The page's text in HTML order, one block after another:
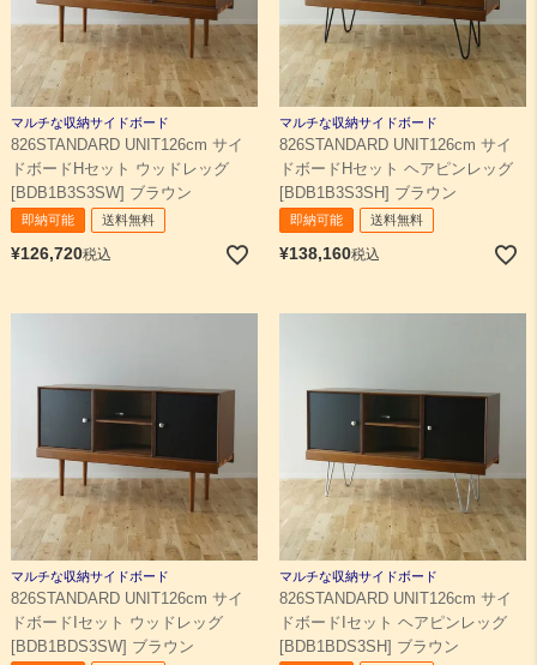
マルチな収納サイドボード
826STANDARD UNIT126cm サイ
ドボードHセット ウッドレッグ
[BDB1B3S3SW] ブラウン
即納可能 送料無料
¥126,720税込
マルチな収納サイドボード
826STANDARD UNIT126cm サイ
ドボードHセット ヘアピンレッグ
[BDB1B3S3SH] ブラウン
即納可能 送料無料
¥138,160税込
マルチな収納サイドボード
826STANDARD UNIT126cm サイ
ドボードIセット ウッドレッグ
[BDB1BDS3SW] ブラウン
マルチな収納サイドボード
826STANDARD UNIT126cm サイ
ドボードIセット ヘアピンレッグ
[BDB1BDS3SH] ブラウン